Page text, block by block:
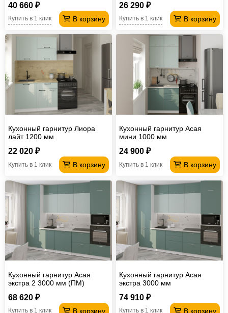
40 660 ₽
В корзину
Купить в 1 клик
26 290 ₽
В корзину
Купить в 1 клик
Кухонный гарнитур Лиора
лайт 1200 мм
22 020 ₽
В корзину
Купить в 1 клик
Кухонный гарнитур Асая
мини 1000 мм
24 900 ₽
В корзину
Купить в 1 клик
Кухонный гарнитур Асая
экстра 2 3000 мм (ПМ)
68 620 ₽
В корзину
Купить в 1 клик
Кухонный гарнитур Асая
экстра 3000 мм
74 910 ₽
В корзину
Купить в 1 клик